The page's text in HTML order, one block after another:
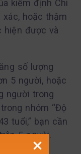
kiểm định Chi
hoặc thậm
hiện được và
số lượng
5 người, hoặc
người trong
nhóm “Độ
tuổi,” bạn cần
5 người.